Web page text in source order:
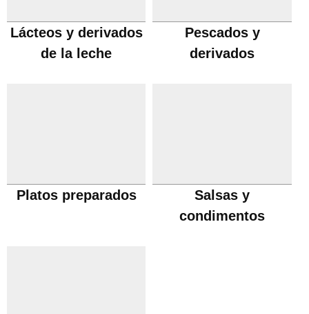
Lácteos y derivados
de la leche
Pescados y
derivados
Platos preparados
Salsas y
condimentos